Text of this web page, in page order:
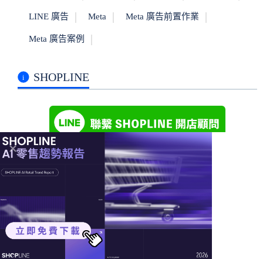
LINE 廣告 Meta Meta 廣告前置作業
Meta 廣告案例
SHOPLINE
線上講座 ｜